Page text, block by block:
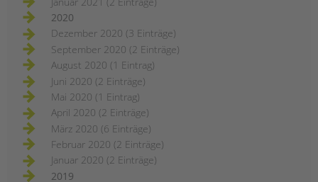
2020
Dezember 2020 (3 Einträge)
September 2020 (2 Einträge)
August 2020 (1 Eintrag)
Juni 2020 (2 Einträge)
Mai 2020 (1 Eintrag)
April 2020 (2 Einträge)
März 2020 (6 Einträge)
Februar 2020 (2 Einträge)
Januar 2020 (2 Einträge)
2019